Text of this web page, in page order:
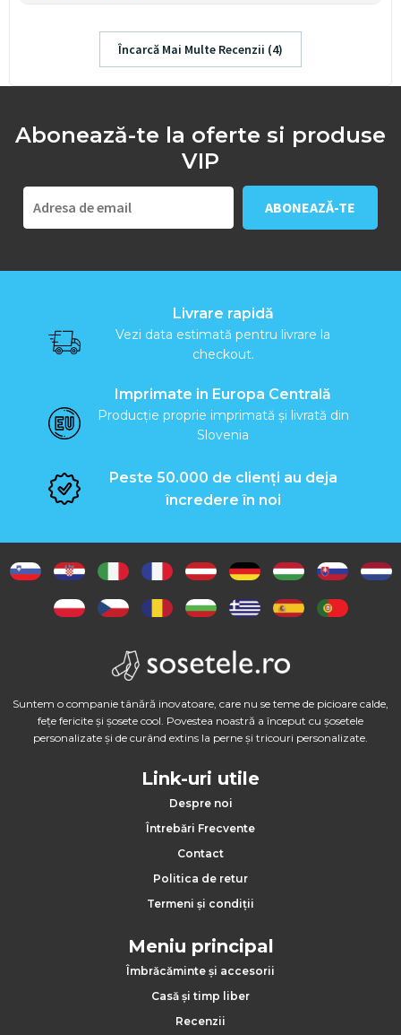
Încarcă Mai Multe Recenzii (4)
Abonează-te la oferte si produse
VIP
Livrare rapidă
Vezi data estimată pentru livrare la
checkout.
Imprimate in Europa Centrală
Producție proprie imprimată și livrată din
Slovenia
Peste 50.000 de clienți au deja
încredere în noi
Suntem o companie tânără inovatoare, care nu se teme de picioare calde,
fețe fericite și șosete cool. Povestea noastră a început cu șosetele
personalizate și de curând extins la perne și tricouri personalizate.
Link-uri utile
Despre noi
Întrebări Frecvente
Contact
Politica de retur
Termeni și condiții
Meniu principal
Îmbrăcăminte și accesorii
Casă și timp liber
Recenzii